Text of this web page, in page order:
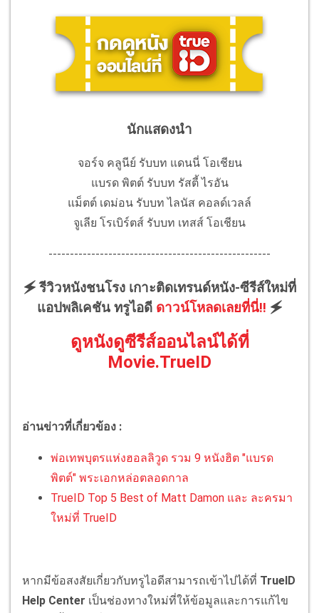
นักแสดงนำ
จอร์จ คลูนีย์ รับบท แดนนี่ โอเชียน
แบรด พิตต์ รับบท รัสตี้ ไรอัน
แม็ตต์ เดม่อน รับบท ไลนัส คอลด์เวลล์
จูเลีย โรเบิร์ตส์ รับบท เทสส์ โอเชียน
----------------------------------------------------
🗲 รีวิวหนังชนโรง เกาะติดเทรนด์หนัง-ซีรีส์ใหม่ที่
แอปพลิเคชัน ทรูไอดี ดาวน์โหลดเลยที่นี่!! 🗲
ดูหนังดูซีรีส์ออนไลน์ได้ที่
Movie.TrueID
อ่านข่าวที่เกี่ยวข้อง :
พ่อเทพบุตรแห่งฮอลลิวูด รวม 9 หนังฮิต "แบรด
พิตต์" พระเอกหล่อตลอดกาล
TrueID Top 5 Best of Matt Damon และ ละครมา
ใหม่ที่ TrueID
หากมีข้อสงสัยเกี่ยวกับทรูไอดีสามารถเข้าไปได้ที่ TrueID
Help Center เป็นช่องทางใหม่ที่ให้ข้อมูลและการแก้ไข